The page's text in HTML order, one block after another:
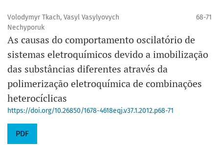
Volodymyr Tkach, Vasyl Vasylyovych
Nechyporuk
68-71
As causas do comportamento oscilatório de
sistemas eletroquímicos devido a imobilização
das substâncias diferentes através da
polimerização eletroquímica de combinações
heterocíclicas
https://doi.org/10.26850/1678-4618eqj.v37.1.2012.p68-71
PDF